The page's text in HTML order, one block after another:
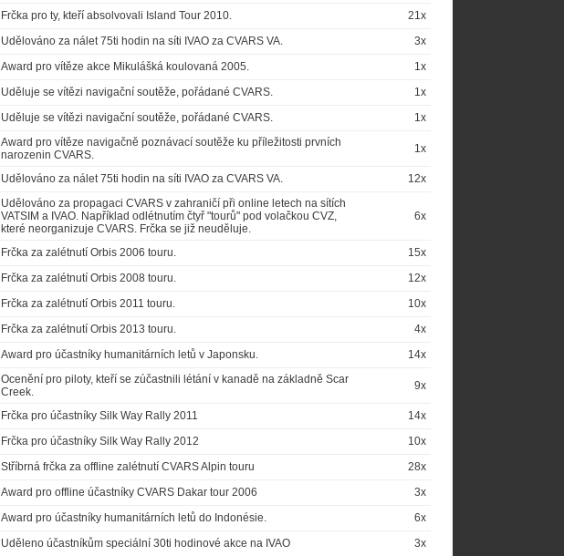
Frčka pro ty, kteří absolvovali Island Tour 2010.
21x
Udělováno za nálet 75ti hodin na síti IVAO za CVARS VA.
3x
Award pro vítěze akce Mikulášká koulovaná 2005.
1x
Uděluje se vítězi navigační soutěže, pořádané CVARS.
1x
Uděluje se vítězi navigační soutěže, pořádané CVARS. 1x
Award pro vítěze navigačně poznávací soutěže ku příležitosti prvních
narozenin CVARS.
1x
Udělováno za nálet 75ti hodin na síti IVAO za CVARS VA. 12x
Udělováno za propagaci CVARS v zahraničí při online letech na sítích
VATSIM a IVAO. Například odlétnutím čtyř "tourů" pod volačkou CVZ,
které neorganizuje CVARS. Frčka se již neuděluje.
6x
Frčka za zalétnutí Orbis 2006 touru.
15x
Frčka za zalétnutí Orbis 2008 touru.
12x
Frčka za zalétnutí Orbis 2011 touru.
10x
Frčka za zalétnutí Orbis 2013 touru.
4x
Award pro účastníky humanitárních letů v Japonsku. 14x
Ocenění pro piloty, kteří se zúčastnili létání v kanadě na základně Scar
Creek.
9x
Frčka pro účastníky Silk Way Rally 2011
14x
Frčka pro účastníky Silk Way Rally 2012
10x
Stříbrná frčka za offline zalétnutí CVARS Alpin touru
28x
Award pro offline účastníky CVARS Dakar tour 2006
3x
Award pro účastníky humanitárních letů do Indonésie.
6x
Uděleno účastníkům speciální 30ti hodinové akce na IVAO 3x